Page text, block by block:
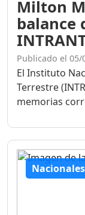
Milton
balance
Publicado el 05/
El Instituto
Terrestre
memorias
Nacionales